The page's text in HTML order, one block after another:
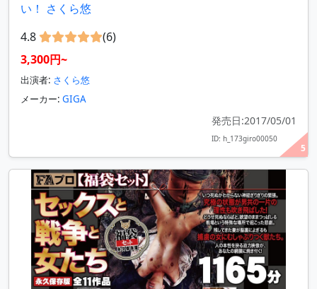
5
い！ さくら悠
4.8
(6)
3,300円~
出演者: さくら悠
メーカー: GIGA
発売日:2017/05/01
ID: h_173giro00050